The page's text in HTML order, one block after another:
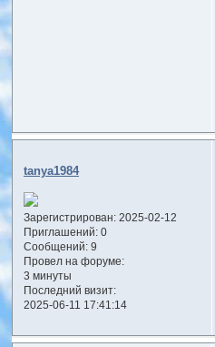
tanya1984
Зарегистрирован: 2025-02-12
Приглашений:0
Сообщений:9
Провел на форуме:
3 минуты
Последний визит:
2025-06-11 17:41:14